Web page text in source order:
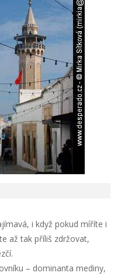
i když pokud míříte i
až tak příliš zdržovat,
– dominanta mediny,